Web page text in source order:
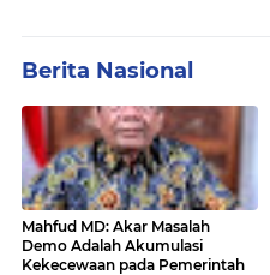
Berita Nasional
Mahfud MD: Akar Masalah
Demo Adalah Akumulasi
Kekecewaan pada Pemerintah